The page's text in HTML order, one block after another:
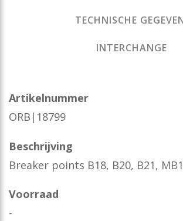
TECHNISCHE
INTERCHANGE
Artikelnummer
ORB|18799
Beschrijving
Breaker points B18, B20, B21,
Voorraad
-